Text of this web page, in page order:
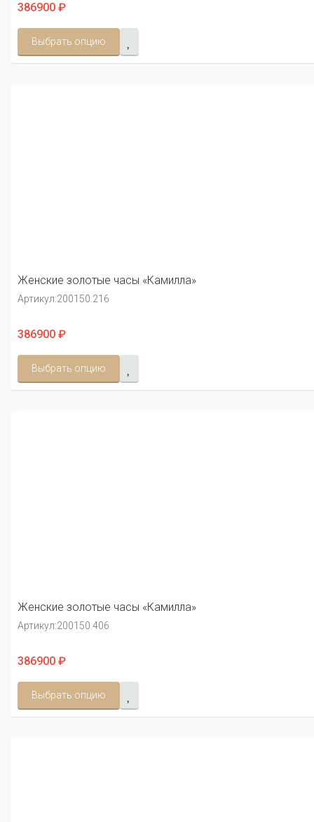
386900 ₽
Выбрать опцию
Женские золотые часы «Камилла»
Артикул:200150.216
386900 ₽
Выбрать опцию
Женские золотые часы «Камилла»
Артикул:200150.406
386900 ₽
Выбрать опцию